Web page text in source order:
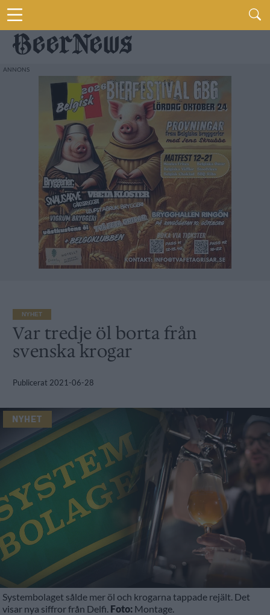
NYHET
Var tredje öl borta från
svenska krogar
Publicerat 2021-06-28
NYHET
Systembolaget sålde mer öl och krogarna tappade rejält. Det
visar nya siffror från Delfi. Foto: Montage.